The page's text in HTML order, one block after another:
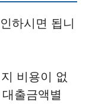
하시면 됩니
비용이 없
출금액별